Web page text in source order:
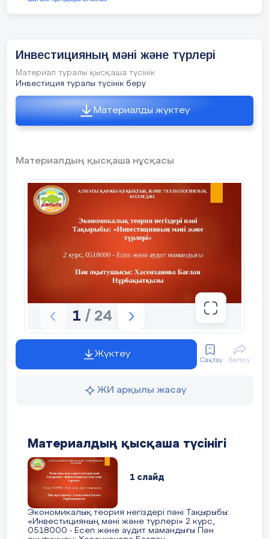
Мектеп директоры Г.У. Габдрахманова
Класс жетекші Р.Б.Жансугирова
Бердіғали Таңсұлу Жидебайқызына
мінездеме
Бердіғали таңсұлу Жидебайқызы 27.02.2007
Инвестицияның мәні және түрлері
Материал туралы қысқаша түсінік
Инвестиция туралы түсінік беру
Материалды жүктеу
Материалдың қысқаша нұсқасы
1 / 24
Жүктеу
Сақтау Бөлісу
ЖИ арқылы жасау
Материалдың қысқаша түсінігі
1 слайд
Экономикалық теория негіздері пәні Тақырыбы:
«Инвестицияның мәні және түрлері» 2 курс,
0518000 - Есеп және аудит мамандығы Пән